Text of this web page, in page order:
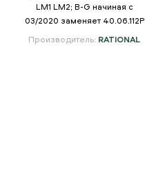
LM1 LM2; B-G начиная с
03/2020 заменяет 40.06.112P
Производитель: RATIONAL